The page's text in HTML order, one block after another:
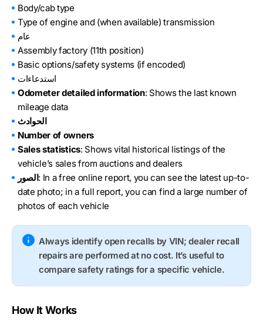
Body/cab type
Type of engine and (when available) transmission
عام
Assembly factory (11th position)
Basic options/safety systems (if encoded)
استدعاءات
Odometer detailed information: Shows the last known
mileage data
الحوادث
Number of owners
Sales statistics: Shows vital historical listings of the
vehicle’s sales from auctions and dealers
الصور: In a free online report, you can see the latest up-to-
date photo; in a full report, you can find a large number of
photos of each vehicle
Always identify open recalls by VIN; dealer recall
repairs are performed at no cost. It’s useful to
compare safety ratings for a specific vehicle.
How It Works